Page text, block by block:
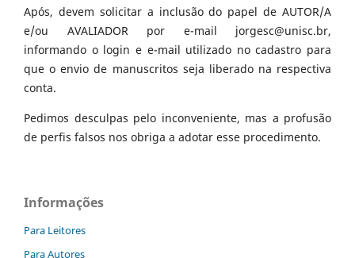
Após, devem solicitar a inclusão do papel de AUTOR/A
e/ou AVALIADOR por e-mail jorgesc@unisc.br,
informando o login e e-mail utilizado no cadastro para
que o envio de manuscritos seja liberado na respectiva
conta.
Pedimos desculpas pelo inconveniente, mas a profusão
de perfis falsos nos obriga a adotar esse procedimento.
Informações
Para Leitores
Para Autores